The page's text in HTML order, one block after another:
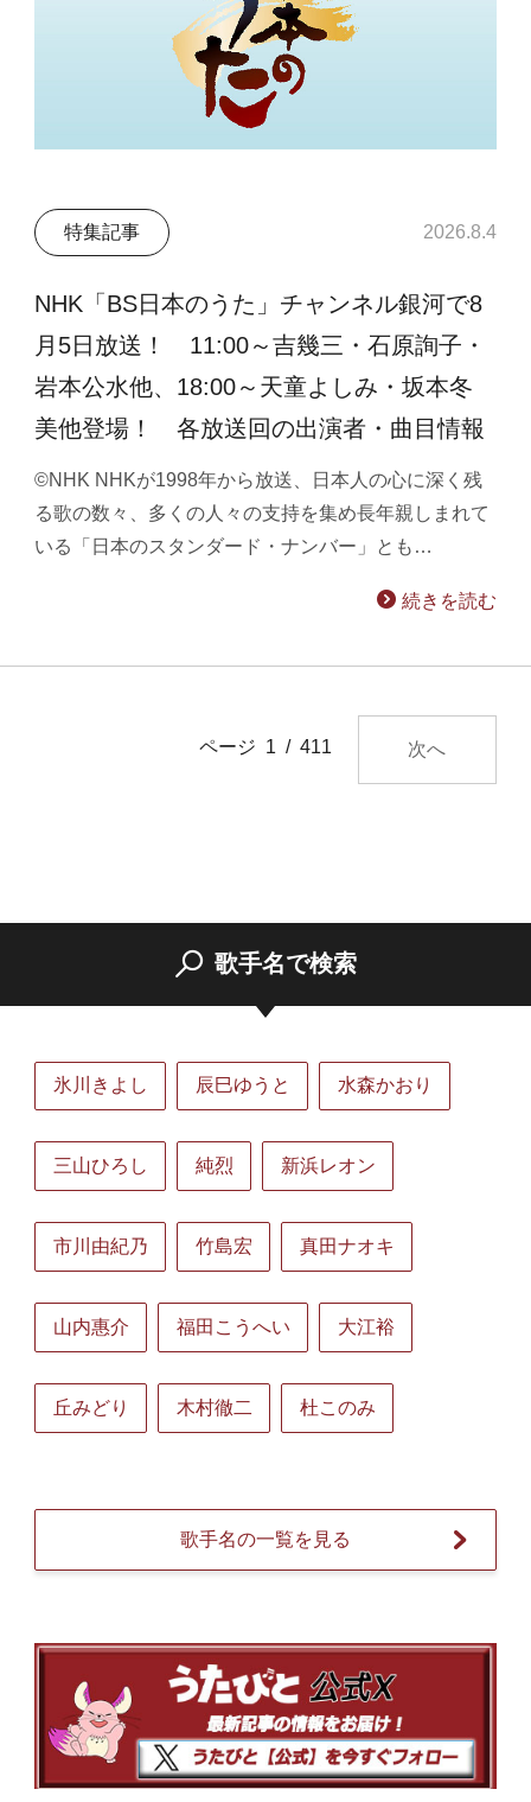
特集記事 2026.8.4
NHK「BS日本のうた」チャンネル銀河で8
月5日放送！ 11:00～吉幾三・石原詢子・
岩本公水他、18:00～天童よしみ・坂本冬
美他登場！ 各放送回の出演者・曲目情報
©NHK NHKが1998年から放送、日本人の心に深く残
る歌の数々、多くの人々の支持を集め長年親しまれて
いる「日本のスタンダード・ナンバー」とも…
続きを読む
ページ 1 / 411 次へ
歌手名で検索
氷川きよし 辰巳ゆうと 水森かおり
三山ひろし 純烈 新浜レオン
市川由紀乃 竹島宏 真田ナオキ
山内惠介 福田こうへい 大江裕
丘みどり 木村徹二 杜このみ
歌手名の一覧を見る